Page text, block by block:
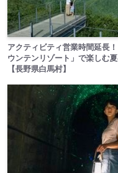
アクティビティ営業時間延長
ウンテンリゾート」で楽しむ
【長野県白馬村】